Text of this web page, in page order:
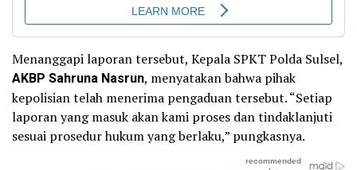
Menanggapi laporan tersebut, Kepala SPKT Polda Sulsel,
AKBP Sahruna Nasrun, menyatakan bahwa pihak
kepolisian telah menerima pengaduan tersebut. “Setiap
laporan yang masuk akan kami proses dan tindaklanjuti
sesuai prosedur hukum yang berlaku,” pungkasnya.